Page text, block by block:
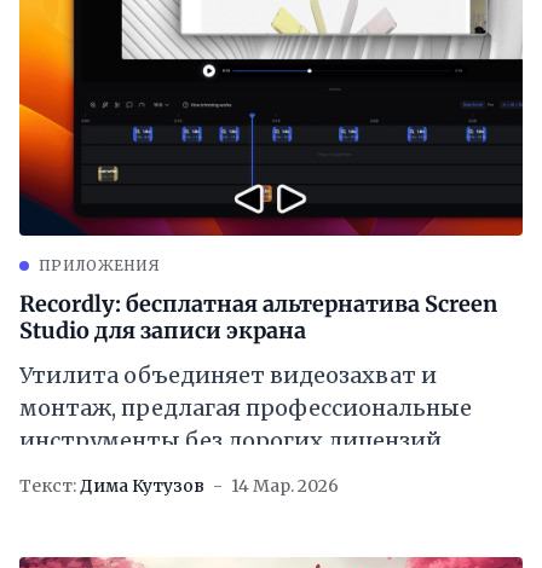
ПРИЛОЖЕНИЯ
Recordly: бесплатная альтернатива Screen
Studio для записи экрана
Утилита объединяет видеозахват и
монтаж, предлагая профессиональные
инструменты без дорогих лицензий
Текст:Дима Кутузов 14 Мар. 2026